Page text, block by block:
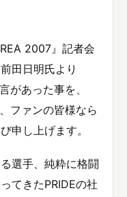
2007』記者会
田日明氏より
があった事を、
ファンの皆様なら
申し上げます。
選手、純粋に格闘
てきたPRIDEの社